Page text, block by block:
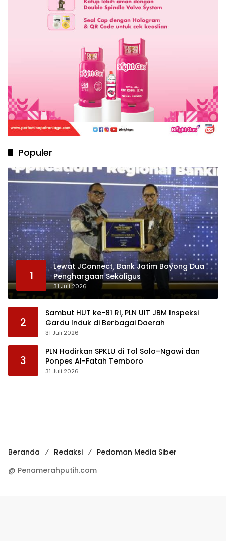
Populer
1
Lewat JConnect, Bank Jatim Boyong Dua
Penghargaan Sekaligus
31 Juli 2026
2
Sambut HUT ke-81 RI, PLN UIT JBM Inspeksi
Gardu Induk di Berbagai Daerah
31 Juli 2026
3
PLN Hadirkan SPKLU di Tol Solo–Ngawi dan
Ponpes Al-Fatah Temboro
31 Juli 2026
Beranda Redaksi
Pedoman Media Siber
@ Penamerahputih.com